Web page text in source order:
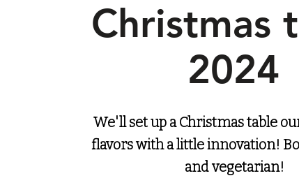
Christmas
2024
We'll set up a Christmas table
flavors with a little innovation!
and vegetarian!